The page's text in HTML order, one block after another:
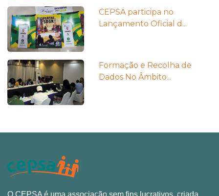
CEPSA participa no
Lançamento Oficial d...
Formação e Recolha de
Dados No Âmbito...
O CEPSA é uma associação sem fins lucrativos, criada